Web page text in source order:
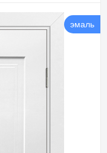
эмаль